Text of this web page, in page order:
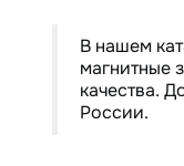
В нашем
магнитные
качества.
России.